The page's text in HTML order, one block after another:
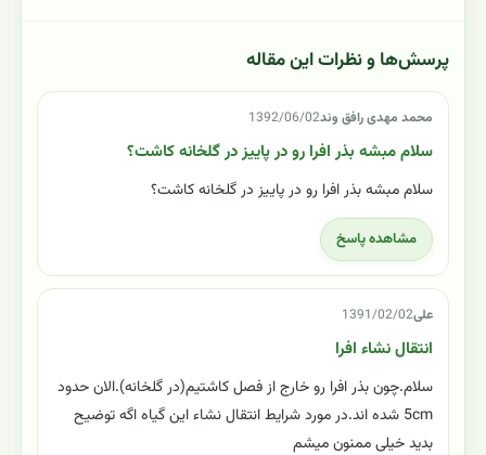
پرسش‌ها و نظرات این مقاله
محمد مهدی رافق وند1392/06/02
سلام مبشه بذر افرا رو در پاییز در گلخانه کاشت؟
سلام مبشه بذر افرا رو در پاییز در گلخانه کاشت؟
مشاهده پاسخ
علی1391/02/02
انتقال نشاء افرا
سلام.چون بذر افرا رو خارج از فصل کاشتیم(در گلخانه).الان حدود
5cm شده اند.در مورد شرایط انتقال نشاء این گیاه اگه توضیح
بدید خیلی ممنون میشم